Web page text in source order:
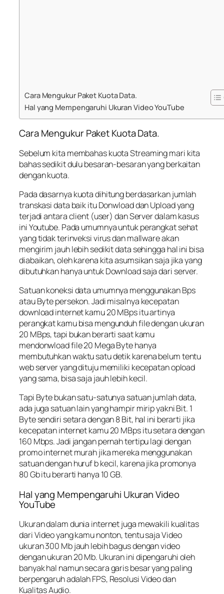
Cara Mengukur Paket Kuota Data.
Hal yang Mempengaruhi Ukuran Video YouTube
Cara Mengukur Paket Kuota Data.
Sebelum kita membahas kuota Streaming mari kita
bahas sedikit dulu besaran-besaran yang berkaitan
dengan kuota.
Pada dasarnya kuota dihitung berdasarkan jumlah
transkasi data baik itu Donwload dan Upload yang
terjadi antara client (user) dan Server dalam kasus
ini Youtube. Pada umumnya untuk perangkat sehat
yang tidak terinveksi virus dan mallware akan
mengirim jauh lebih sedikit data sehingga hal ini bisa
diabaikan, oleh karena kita asumsikan saja jika yang
dibutuhkan hanya untuk Download saja dari server.
Satuan koneksi data umumnya menggunakan Bps
atau Byte persekon. Jadi misalnya kecepatan
download internet kamu 20 MBps itu artinya
perangkat kamu bisa mengunduh file dengan ukuran
20 MBps, tapi bukan berarti saat kamu
mendonwload file 20 Mega Byte hanya
membutuhkan waktu satu detik karena belum tentu
web server yang dituju memiliki kecepatan opload
yang sama, bisa saja jauh lebih kecil.
Tapi Byte bukan satu-satunya satuan jumlah data,
ada juga satuan lain yang hampir mirip yakni Bit. 1
Byte sendiri setara dengan 8 Bit, hal ini berarti jika
kecepatan internet kamu 20 MBps itu setara dengan
160 Mbps. Jadi jangan pernah tertipu lagi dengan
promo internet murah jika mereka menggunakan
satuan dengan huruf b kecil, karena jika promonya
80 Gb itu berarti hanya 10 GB.
Hal yang Mempengaruhi Ukuran Video
YouTube
Ukuran dalam dunia internet juga mewakili kualitas
dari Video yang kamu nonton, tentu saja Video
ukuran 300 Mb jauh lebih bagus dengan video
dengan ukuran 20 Mb. Ukuran ini dipengaruhi oleh
banyak hal namun secara garis besar yang paling
berpengaruh adalah FPS, Resolusi Video dan
Kualitas Audio.